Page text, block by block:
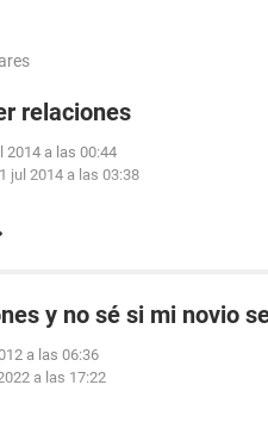
relaciones
2014 a las 00:44
jul 2014 a las 03:38
y no sé si mi novio
a las 06:36
a las 17:22